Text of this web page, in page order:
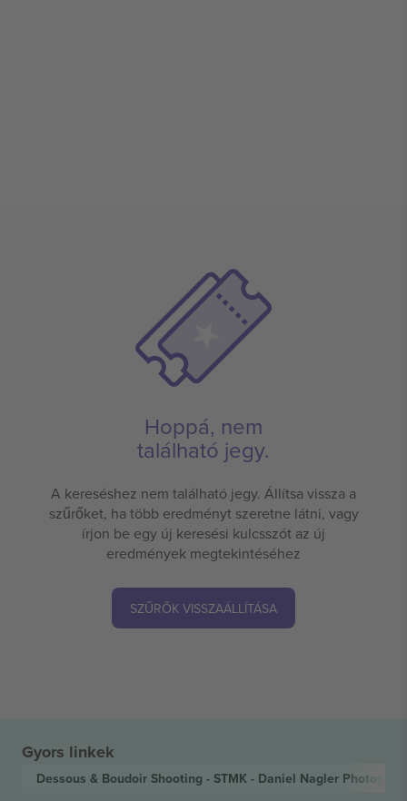
Hoppá, nem
található jegy.
A kereséshez nem található jegy. Állítsa vissza a
szűrőket, ha több eredményt szeretne látni, vagy
írjon be egy új keresési kulcsszót az új
eredmények megtekintéséhez
SZŰRŐK VISSZAÁLLÍTÁSA
Gyors linkek
Dessous & Boudoir Shooting - STMK - Daniel Nagler